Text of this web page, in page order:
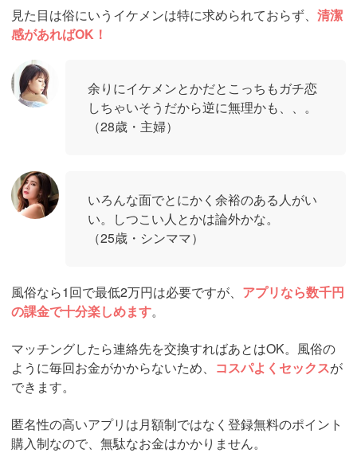
見た目は俗にいうイケメンは特に求められておらず、 清潔
感があればOK！
余りにイケメンとかだとこっちもガチ恋
しちゃいそうだから逆に無理かも、、。
（28歳・主婦）
いろんな面でとにかく余裕のある人がい
い。しつこい人とかは論外かな。
（25歳・シンママ）
風俗なら1回で最低2万円は必要ですが、 アプリなら数千円
の課金で十分楽しめます。
マッチングしたら連絡先を交換すればあとはOK。風俗の
ように毎回お金がかからないため、 コスパよくセックスが
できます。
匿名性の高いアプリは月額制ではなく登録無料のポイント
購入制なので、無駄なお金はかかりません。